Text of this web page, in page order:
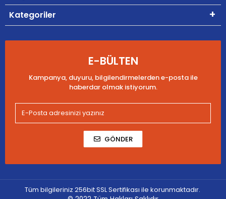
Kategoriler
E-BÜLTEN
Kampanya, duyuru, bilgilendirmelerden e-posta ile
haberdar olmak istiyorum.
GÖNDER
Tüm bilgileriniz 256bit SSL Sertifikası ile korunmaktadır.